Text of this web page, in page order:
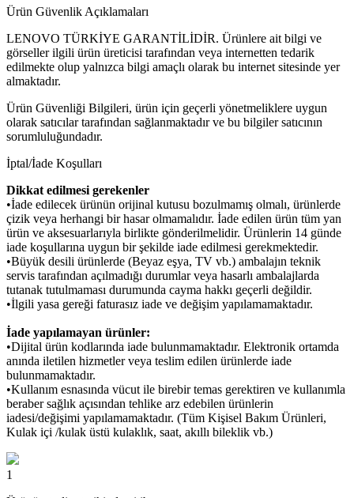
Ürün Güvenlik Açıklamaları
LENOVO TÜRKİYE GARANTİLİDİR. Ürünlere ait bilgi ve
görseller ilgili ürün üreticisi tarafından veya internetten tedarik
edilmekte olup yalnızca bilgi amaçlı olarak bu internet sitesinde yer
almaktadır.
Ürün Güvenliği Bilgileri, ürün için geçerli yönetmeliklere uygun
olarak satıcılar tarafından sağlanmaktadır ve bu bilgiler satıcının
sorumluluğundadır.
İptal/İade Koşulları
Dikkat edilmesi gerekenler
•İade edilecek ürünün orijinal kutusu bozulmamış olmalı, ürünlerde
çizik veya herhangi bir hasar olmamalıdır. İade edilen ürün tüm yan
ürün ve aksesuarlarıyla birlikte gönderilmelidir. Ürünlerin 14 günde
iade koşullarına uygun bir şekilde iade edilmesi gerekmektedir.
•Büyük desili ürünlerde (Beyaz eşya, TV vb.) ambalajın teknik
servis tarafından açılmadığı durumlar veya hasarlı ambalajlarda
tutanak tutulmaması durumunda cayma hakkı geçerli değildir.
•İlgili yasa gereği faturasız iade ve değişim yapılamamaktadır.
İade yapılamayan ürünler:
•Dijital ürün kodlarında iade bulunmamaktadır. Elektronik ortamda
anında iletilen hizmetler veya teslim edilen ürünlerde iade
bulunmamaktadır.
•Kullanım esnasında vücut ile birebir temas gerektiren ve kullanımla
beraber sağlık açısından tehlike arz edebilen ürünlerin
iadesi/değişimi yapılamamaktadır. (Tüm Kişisel Bakım Ürünleri,
Kulak içi /kulak üstü kulaklık, saat, akıllı bileklik vb.)
1